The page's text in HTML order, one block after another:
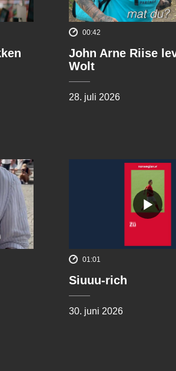
00:42
John Arne Riise
Wolt
28. juli 2026
01:01
Siuuu-rich
30. juni 2026